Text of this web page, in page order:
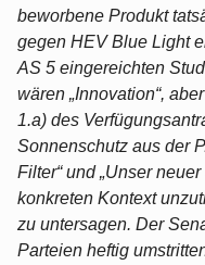
beworbene Produkt
gegen HEV Blue Light
AS 5 eingereichten
wären „Innovation“,
1.a) des
Sonnenschutz aus der
Filter“ und „Unser
konkreten Kontext
zu untersagen. Der
Parteien heftig